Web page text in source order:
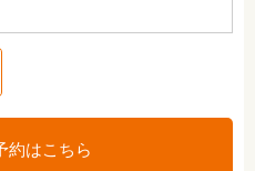
約はこちら